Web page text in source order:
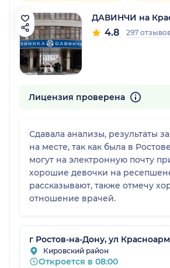
ДАВИНЧИ на
4.8 297
Лицензия проверена
Сдавала анализы, результаты
на месте, так как была в
могут на электронную почту
хорошие девочки на
рассказывают, также отмечу
отношение врачей.
г Ростов-на-Дону, ул
Кировский район
Откроется в 08:00